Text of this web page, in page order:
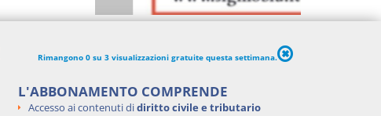
Rimangono 0 su 3 visualizzazioni gratuite questa settimana.
L'ABBONAMENTO COMPRENDE
Accesso ai contenuti didiritto civile e tributario